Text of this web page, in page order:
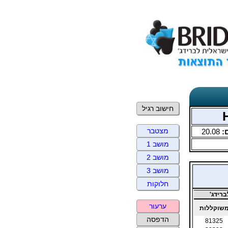
20.08
משוקללות
81325
חישוב רגיל
מצטבר
מושב 1
מושב 2
מושב 3
חלוקות
ערעור
הדפסה